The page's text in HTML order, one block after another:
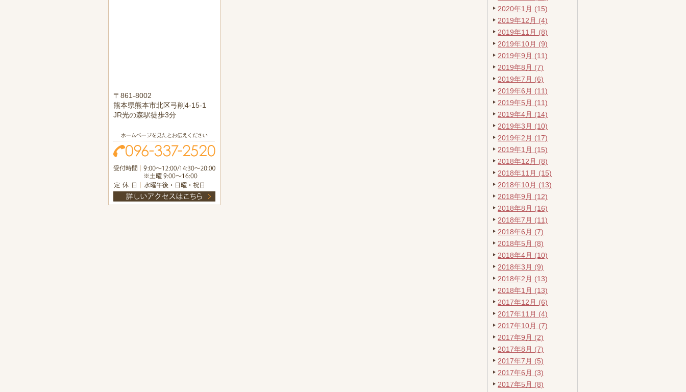
2020年1月 (15)
2019年12月 (4)
2019年11月 (8)
2019年10月 (9)
2019年9月 (11)
2019年8月 (7)
2019年7月 (6)
2019年6月 (11)
2019年5月 (11)
2019年4月 (14)
2019年3月 (10)
2019年2月 (17)
2019年1月 (15)
2018年12月 (8)
2018年11月 (15)
2018年10月 (13)
2018年9月 (12)
2018年8月 (16)
2018年7月 (11)
2018年6月 (7)
2018年5月 (8)
2018年4月 (10)
2018年3月 (9)
2018年2月 (13)
2018年1月 (13)
2017年12月 (6)
2017年11月 (4)
2017年10月 (7)
2017年9月 (2)
2017年8月 (7)
2017年7月 (5)
2017年6月 (3)
2017年5月 (8)
〒861-8002
熊本県熊本市北区弓削4-15-1
JR光の森駅徒歩3分